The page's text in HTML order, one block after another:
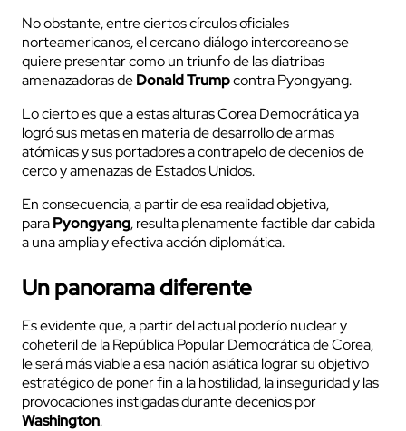
No obstante, entre ciertos círculos oficiales
norteamericanos, el cercano diálogo intercoreano se
quiere presentar como un triunfo de las diatribas
amenazadoras deDonald Trumpcontra Pyongyang.
Lo cierto es que a estas alturas Corea Democrática ya
logró sus metas en materia de desarrollo de armas
atómicas y sus portadores a contrapelo de decenios de
cerco y amenazas de Estados Unidos.
En consecuencia, a partir de esa realidad objetiva,
paraPyongyang, resulta plenamente factible dar cabida
a una amplia y efectiva acción diplomática.
Un panorama diferente
Es evidente que, a partir del actual poderío nuclear y
coheteril de la República Popular Democrática de Corea,
le será más viable a esa nación asiática lograr su objetivo
estratégico de poner fin a la hostilidad, la inseguridad y las
provocaciones instigadas durante decenios por
Washington.